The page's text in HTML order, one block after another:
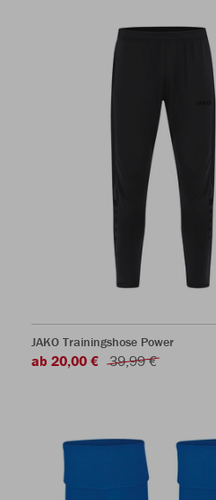
JAKO Trainingshose Power
ab 20,00 € 39,99 €